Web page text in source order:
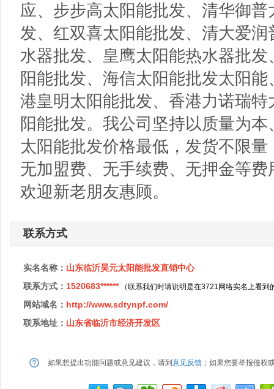
应、步步高太阳能批发、清华御
发、红双喜太阳能批发、清大爱
水器批发、皇鹰太阳能热水器批
阳能批发、海信太阳能批发太阳
港皇明太阳能批发、香港力诺瑞
阳能批发。我公司坚持以质量为
太阳能批发价格最低，发货不限
无加盟费、无手续费、无押金等
欢迎新老朋友惠顾。
联系方式
实名名称： 山东临沂昊元太阳能批发直销中心
联系方式： 1520683******（联系我们时请说明是在3721网络实名上看到
网站域名： http://www.sdtynpf.com/
联系地址： 山东省临沂市经济开发区
如果想提出功能问题或意见建议，请到 意见反馈 ；如果您要举报侵权